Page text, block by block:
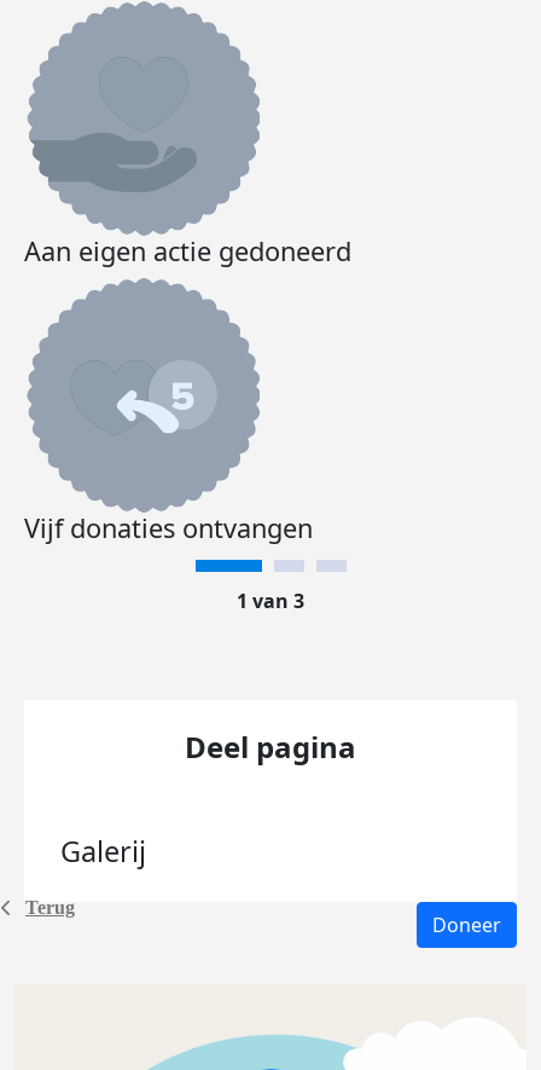
Terug
Aan eigen actie gedoneerd
Vijf donaties ontvangen
1 van 3
Deel pagina
Galerij
Doneer